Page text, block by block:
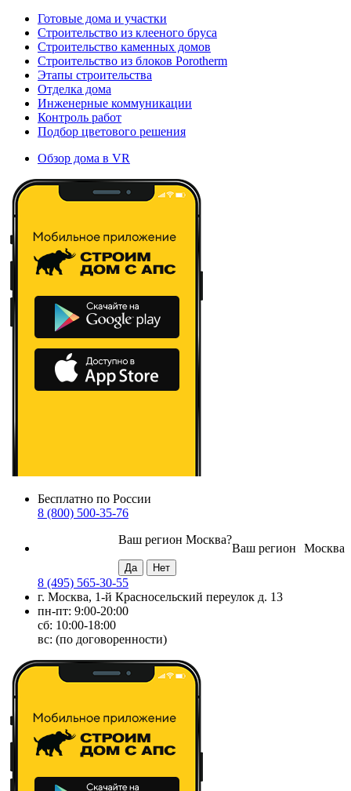
Готовые дома и участки
Строительство из клееного бруса
Строительство каменных домов
Строительство из блоков Porotherm
Этапы строительства
Отделка дома
Инженерные коммуникации
Контроль работ
Подбор цветового решения
Обзор дома в VR
Бесплатно по России
8 (800) 500-35-76
Москва
Ваш регион
Ваш регион Москва?
8 (495) 565-30-55
г. Москва, 1-й Красносельский переулок д. 13
пн-пт: 9:00-20:00
сб: 10:00-18:00
вс: (по договоренности)